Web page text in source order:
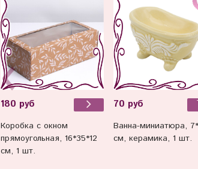
180 руб
Коробка с окном
прямоугольная, 16*35*12
см, 1 шт.
70 руб
Ванна-миниатюра,
см, керамика, 1 шт.